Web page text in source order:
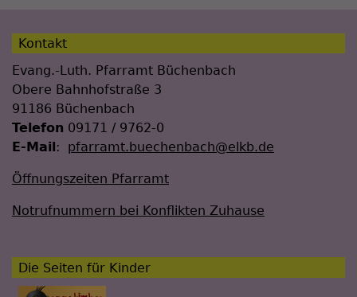
Kontakt
Evang.-Luth. Pfarramt Büchenbach
Obere Bahnhofstraße 3
91186 Büchenbach
Telefon 09171 / 9762-0
E-Mail : pfarramt.buechenbach@elkb.de
Öffnungszeiten Pfarramt
Notrufnummern bei Konflikten Zuhause
Die Seiten für Kinder